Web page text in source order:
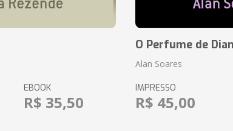
EBOOK
R$ 35,50
O Perfume de
Alan Soares
IMPRESSO
R$ 45,00